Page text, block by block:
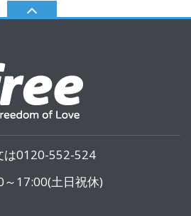
は0120-552-524
～17:00(土日祝休)